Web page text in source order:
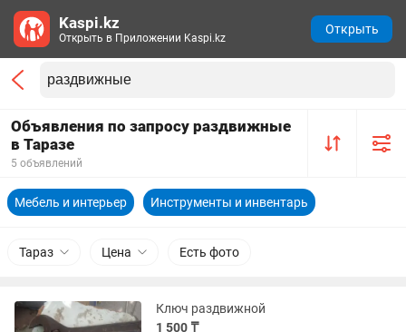
Объявления по запросу раздвижные
в Таразе
5 объявлений
Мебель и интерьер Инструменты и инвентарь
Тараз Цена Есть фото
Ключ раздвижной
1 500 ₸
Kaspi.kz
Открыть в Приложении Kaspi.kz
Открыть